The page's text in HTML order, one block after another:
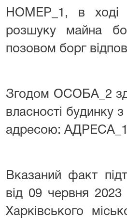
НОМЕР_1, в ході
розшуку майна
позовом борг
Згодом ОСОБА_2
власності будинку
адресою: АДРЕСА_1
Вказаний факт
від 09 червня 2023
Харківського